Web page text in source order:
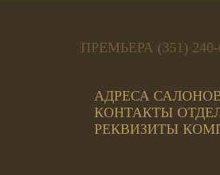
ПРЕМЬЕРА (351) 240-
АДРЕСА
КОНТАКТЫ
РЕКВИЗИТЫ